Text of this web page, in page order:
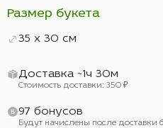
Размер букета
35 x 30 см
Доставка ~1ч 30м
Стоимость доставки: 350 ₽
97 бонусов
Будут начислены после доставки